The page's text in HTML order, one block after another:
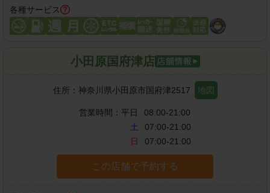
各種サービス
小田原国府津店
住所： 神奈川県小田原市国府津2517 地図
営業時間： 平日
08:00-21:00
土
07:00-21:00
日
07:00-21:00
この店舗で予約する